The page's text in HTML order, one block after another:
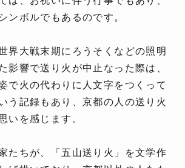
ンボルでもあるのです。
界大戦末期にろうそくなどの照明
影響で送り火が中止なった際は、
で火の代わりに人文字をつくって
う記録もあり、京都の人の送り火
いを感じます。
たちが、「五山送り火」を文学作